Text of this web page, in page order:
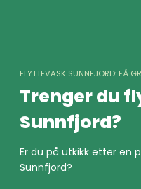
FLYTTEVASK SUNNFJORD: FÅ
Trenger du
Sunnfjord?
Er du på utkikk etter en
Sunnfjord?